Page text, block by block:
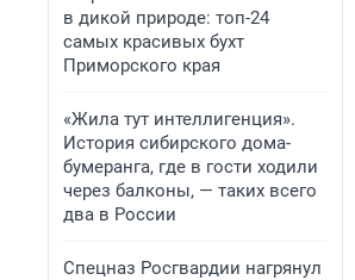
в дикой природе: топ-24
самых красивых бухт
Приморского края
«Жила тут интеллигенция».
История сибирского дома-
бумеранга, где в гости ходили
через балконы, — таких всего
два в России
Спецназ Росгвардии нагрянул